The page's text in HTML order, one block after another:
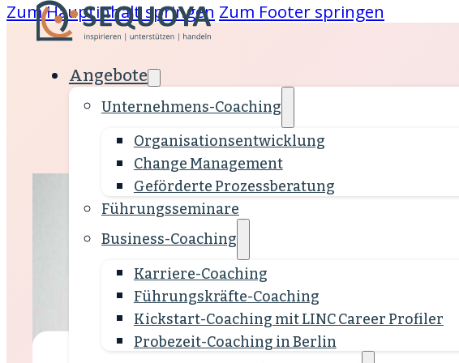
Zum Hauptinhalt springen Zum Footer springen
Angebote
Unternehmens-Coaching
Organisations­entwicklung
Change Management
Geförderte Prozessberatung
Führungsseminare
Business-Coaching
Karriere-Coaching
Führungskräfte-Coaching
Kickstart-Coaching mit LINC Career Profiler
Probezeit-Coaching in Berlin